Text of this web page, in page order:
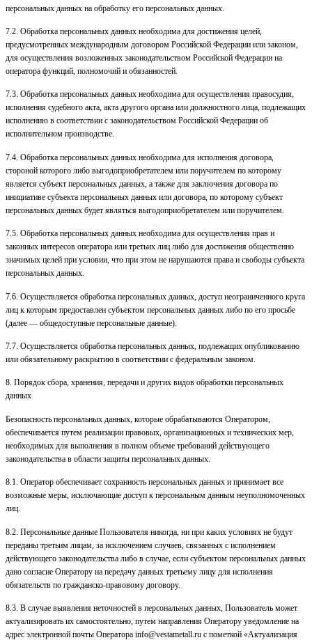
персональных данных на обработку его персональных данных.
7.2. Обработка персональных данных необходима для достижения целей,
предусмотренных международным договором Российской Федерации или законом,
для осуществления возложенных законодательством Российской Федерации на
оператора функций, полномочий и обязанностей.
7.3. Обработка персональных данных необходима для осуществления правосудия,
исполнения судебного акта, акта другого органа или должностного лица, подлежащих
исполнению в соответствии с законодательством Российской Федерации об
исполнительном производстве.
7.4. Обработка персональных данных необходима для исполнения договора,
стороной которого либо выгодоприобретателем или поручителем по которому
является субъект персональных данных, а также для заключения договора по
инициативе субъекта персональных данных или договора, по которому субъект
персональных данных будет являться выгодоприобретателем или поручителем.
7.5. Обработка персональных данных необходима для осуществления прав и
законных интересов оператора или третьих лиц либо для достижения общественно
значимых целей при условии, что при этом не нарушаются права и свободы субъекта
персональных данных.
7.6. Осуществляется обработка персональных данных, доступ неограниченного круга
лиц к которым предоставлен субъектом персональных данных либо по его просьбе
(далее — общедоступные персональные данные).
7.7. Осуществляется обработка персональных данных, подлежащих опубликованию
или обязательному раскрытию в соответствии с федеральным законом.
8. Порядок сбора, хранения, передачи и других видов обработки персональных
данных
Безопасность персональных данных, которые обрабатываются Оператором,
обеспечивается путем реализации правовых, организационных и технических мер,
необходимых для выполнения в полном объеме требований действующего
законодательства в области защиты персональных данных.
8.1. Оператор обеспечивает сохранность персональных данных и принимает все
возможные меры, исключающие доступ к персональным данным неуполномоченных
лиц.
8.2. Персональные данные Пользователя никогда, ни при каких условиях не будут
переданы третьим лицам, за исключением случаев, связанных с исполнением
действующего законодательства либо в случае, если субъектом персональных данных
дано согласие Оператору на передачу данных третьему лицу для исполнения
обязательств по гражданско-правовому договору.
8.3. В случае выявления неточностей в персональных данных, Пользователь может
актуализировать их самостоятельно, путем направления Оператору уведомление на
адрес электронной почты Оператора info@vestametall.ru с пометкой «Актуализация